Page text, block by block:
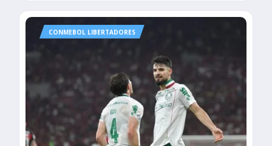
CONMEBOL LIBERTADORES